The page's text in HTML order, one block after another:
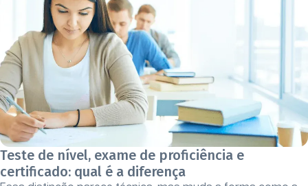
Teste de nível, exame de proficiência e
certificado: qual é a diferença